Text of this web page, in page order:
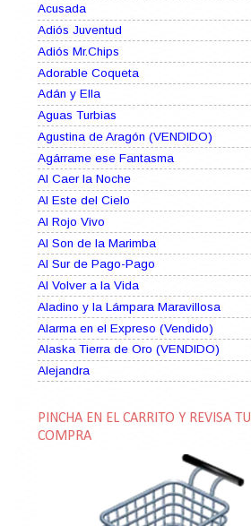
Acusada
Adiós Juventud
Adiós Mr.Chips
Adorable Coqueta
Adán y Ella
Aguas Turbias
Agustina de Aragón (VENDIDO)
Agárrame ese Fantasma
Al Caer la Noche
Al Este del Cielo
Al Rojo Vivo
Al Son de la Marimba
Al Sur de Pago-Pago
Al Volver a la Vida
Aladino y la Lámpara Maravillosa
Alarma en el Expreso (Vendido)
Alaska Tierra de Oro (VENDIDO)
Alejandra
Alma Zíngara
Alma en Suplicio (VENDIDO)
Amame esta Noche (VENDIDO)
PINCHA EN EL CARRITO Y REVISA TU
COMPRA